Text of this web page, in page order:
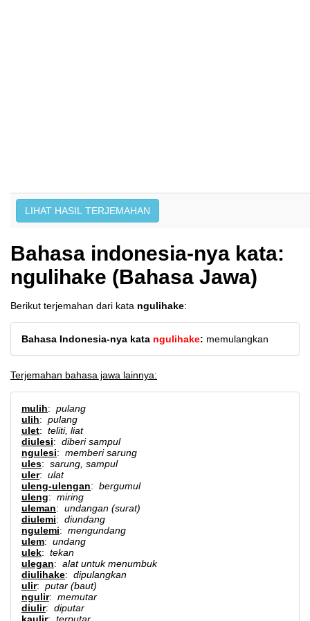
Bahasa indonesia-nya kata:
ngulihake (Bahasa Jawa)
Berikut terjemahan dari kata ngulihake:
Bahasa Indonesia-nya kata ngulihake: memulangkan
Terjemahan bahasa jawa lainnya:
mulih: pulang
ulih: pulang
ulet: teliti, liat
diulesi: diberi sampul
ngulesi: memberi sarung
ules: sarung, sampul
uler: ulat
uleng-ulengan: bergumul
uleng: miring
uleman: undangan (surat)
diulemi: diundang
ngulemi: mengundang
ulem: undang
ulek: tekan
ulegan: alat untuk menumbuk
diulihake: dipulangkan
ulir: putar (baut)
ngulir: memutar
diulir: diputar